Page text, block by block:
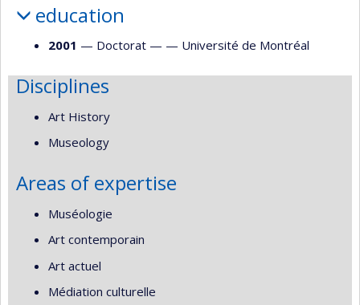
education
2001 — Doctorat — — Université de Montréal
Disciplines
Art History
Museology
Areas of expertise
Muséologie
Art contemporain
Art actuel
Médiation culturelle